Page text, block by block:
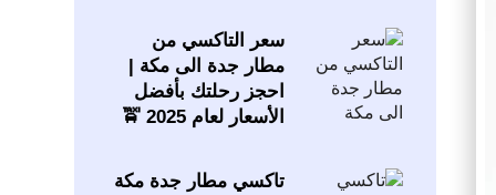
سعر التاكسي من
مطار جدة الى مكة |
احجز رحلتك بأفضل
الأسعار لعام 2025 🚖
تاكسي مطار جدة مكة